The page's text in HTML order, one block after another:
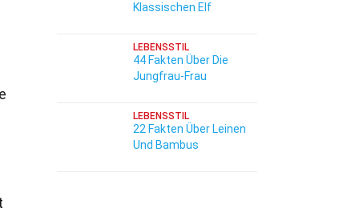
Klassischen Elf
LEBENSSTIL
44 Fakten Über Die
Jungfrau-Frau
LEBENSSTIL
22 Fakten Über Leinen
Und Bambus